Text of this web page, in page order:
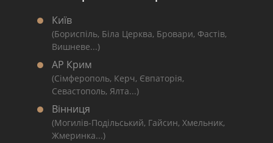
Київ
(Бориспіль, Біла Церква, Бровари, Фастів,
Вишневе...)
АР Крим
(Сімферополь, Керч, Євпаторія,
Севастополь, Ялта...)
Вінниця
(Могилів-Подільський, Гайсин, Хмельник,
Жмеринка...)